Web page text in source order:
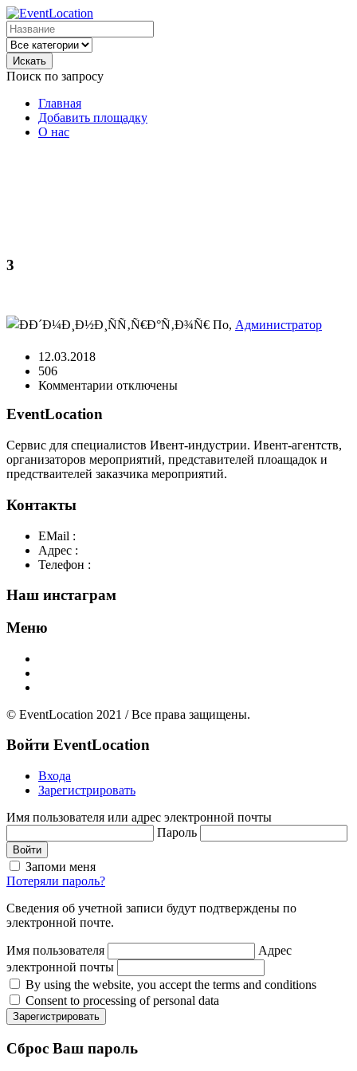
Искать
Поиск по запросу
Главная
Добавить площадку
О нас
3
По, Администратор
12.03.2018
506
Комментарии котключены
EventLocation
Сервис для специалистов Ивент-индустрии. Ивент-агентств,
организаторов мероприятий, представителей плоащадок и
предстваителей заказчика мероприятий.
Контакты
EMail :
Адрес :
Телефон :
Наш инстаграм
Меню
© EventLocation 2021 / Все права защищены.
Войти EventLocation
Входа
Зарегистрировать
Имя пользователя или адрес электронной почты
Пароль
Войти
Запоми меня
Потеряли пароль?
Сведения об учетной записи будут подтверждены по
электронной почте.
Имя пользователя
Адрес
электронной почты
By using the website, you accept the terms and conditions
Consent to processing of personal data
Зарегистрировать
Сброс Ваш пароль